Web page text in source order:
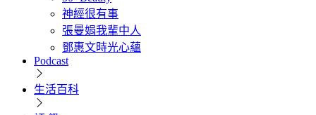
神經很有事
張曼娟我輩中人
鄧惠文時光心蘊
Podcast
生活百科